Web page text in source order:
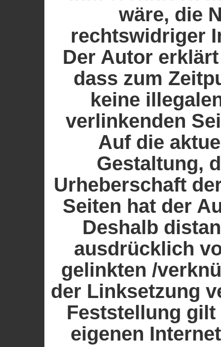
wäre, die
rechtswidriger
Der Autor
dass zum
keine
verlinkenden
Auf die
Gestaltung,
Urheberschaft
Seiten hat der
Deshalb
ausdrücklich
gelinkten /
der Linksetzung
Feststellung
eigenen